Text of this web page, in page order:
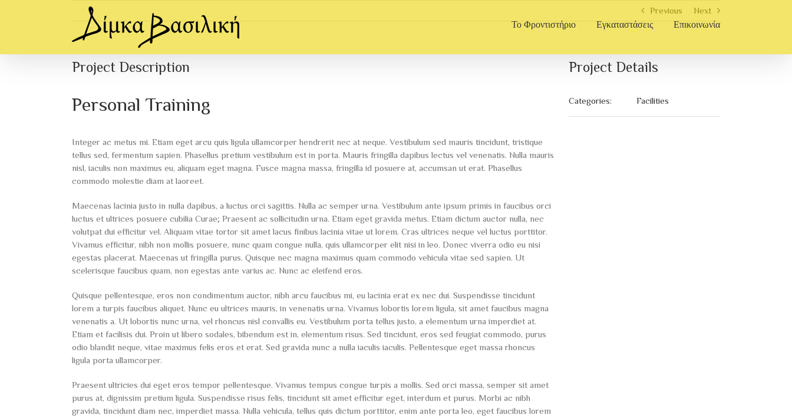
Το Φροντιστήριο Εγκαταστάσεις Επικοινωνία
Previous Next
Project Description
Personal Training
Integer ac metus mi. Etiam eget arcu quis ligula ullamcorper hendrerit nec at neque. Vestibulum sed mauris tincidunt, tristique
tellus sed, fermentum sapien. Phasellus pretium vestibulum est in porta. Mauris fringilla dapibus lectus vel venenatis. Nulla mauris
nisl, iaculis non maximus eu, aliquam eget magna. Fusce magna massa, fringilla id posuere at, accumsan ut erat. Phasellus
commodo molestie diam at laoreet.
Maecenas lacinia justo in nulla dapibus, a luctus orci sagittis. Nulla ac semper urna. Vestibulum ante ipsum primis in faucibus orci
luctus et ultrices posuere cubilia Curae; Praesent ac sollicitudin urna. Etiam eget gravida metus. Etiam dictum auctor nulla, nec
volutpat dui efficitur vel. Aliquam vitae tortor sit amet lacus finibus lacinia vitae ut lorem. Cras ultrices neque vel luctus porttitor.
Vivamus efficitur, nibh non mollis posuere, nunc quam congue nulla, quis ullamcorper elit nisi in leo. Donec viverra odio eu nisi
egestas placerat. Maecenas ut fringilla purus. Quisque nec magna maximus quam commodo vehicula vitae sed sapien. Ut
scelerisque faucibus quam, non egestas ante varius ac. Nunc ac eleifend eros.
Quisque pellentesque, eros non condimentum auctor, nibh arcu faucibus mi, eu lacinia erat ex nec dui. Suspendisse tincidunt
lorem a turpis faucibus aliquet. Nunc eu ultrices mauris, in venenatis urna. Vivamus lobortis lorem ligula, sit amet faucibus magna
venenatis a. Ut lobortis nunc urna, vel rhoncus nisl convallis eu. Vestibulum porta tellus justo, a elementum urna imperdiet at.
Etiam et facilisis dui. Proin ut libero sodales, bibendum est in, elementum risus. Sed tincidunt, eros sed feugiat commodo, purus
odio blandit neque, vitae maximus felis eros et erat. Sed gravida nunc a nulla iaculis iaculis. Pellentesque eget massa rhoncus
ligula porta ullamcorper.
Praesent ultricies dui eget eros tempor pellentesque. Vivamus tempus congue turpis a mollis. Sed orci massa, semper sit amet
purus at, dignissim pretium ligula. Suspendisse risus felis, tincidunt sit amet efficitur eget, interdum et purus. Morbi ac nibh
gravida, tincidunt diam nec, imperdiet massa. Nulla vehicula, tellus quis dictum porttitor, enim ante porta leo, eget faucibus lorem
Project Details
Categories: Facilities